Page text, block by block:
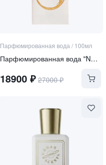
Парфюмированная вода / 100мл
Парфюмированная вода "NOORIA"
18900₽ 27000₽